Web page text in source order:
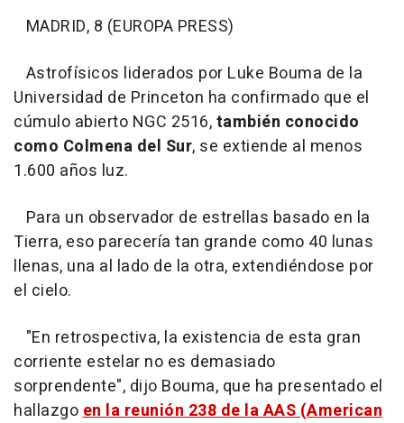
MADRID, 8 (EUROPA PRESS)
Astrofísicos liderados por Luke Bouma de la
Universidad de Princeton ha confirmado que el
cúmulo abierto NGC 2516,también conocido
como Colmena del Sur, se extiende al menos
1.600 años luz.
Para un observador de estrellas basado en la
Tierra, eso parecería tan grande como 40 lunas
llenas, una al lado de la otra, extendiéndose por
el cielo.
"En retrospectiva, la existencia de esta gran
corriente estelar no es demasiado
sorprendente", dijo Bouma, que ha presentado el
hallazgoen la reunión 238 de la AAS (American